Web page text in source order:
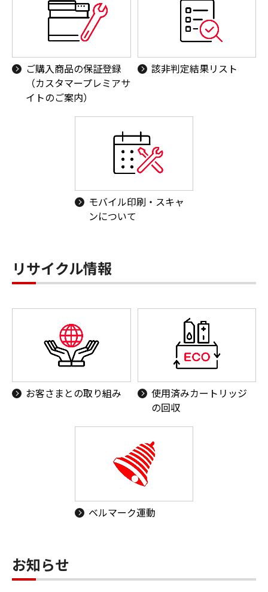
ご購入商品の保証登録
（カスタマープレミアサ
イトのご案内）
該非判定結果リスト
モバイル印刷・スキャ
ンについて
リサイクル情報
お客さまとの取り組み
使用済みカートリッジ
の回収
ベルマーク運動
お知らせ